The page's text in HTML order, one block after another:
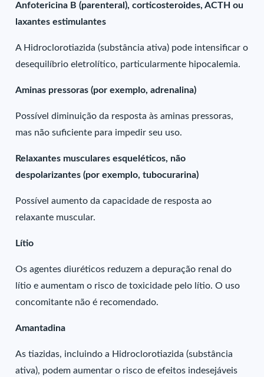
Anfotericina B (parenteral), corticosteroides, ACTH ou
laxantes estimulantes
A Hidroclorotiazida (substância ativa) pode intensificar o
desequilíbrio eletrolítico, particularmente hipocalemia.
Aminas pressoras (por exemplo, adrenalina)
Possível diminuição da resposta às aminas pressoras,
mas não suficiente para impedir seu uso.
Relaxantes musculares esqueléticos, não
despolarizantes (por exemplo, tubocurarina)
Possível aumento da capacidade de resposta ao
relaxante muscular.
Lítio
Os agentes diuréticos reduzem a depuração renal do
lítio e aumentam o risco de toxicidade pelo lítio. O uso
concomitante não é recomendado.
Amantadina
As tiazidas, incluindo a Hidroclorotiazida (substância
ativa), podem aumentar o risco de efeitos indesejáveis